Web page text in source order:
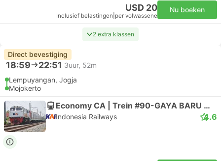
USD 20
Inclusief belastingen per volwassene
Nu boeken
2 extra klassen
Direct bevestiging
18:59 22:51 3uur, 52m
Lempuyangan, Jogja
Mojokerto
Economy CA | Trein #90-GAYA BARU MALAM SELAT
Indonesia Railways 4.6